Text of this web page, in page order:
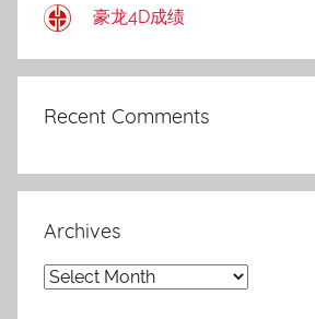
豪龙4D成绩
Recent Comments
Archives
Archives